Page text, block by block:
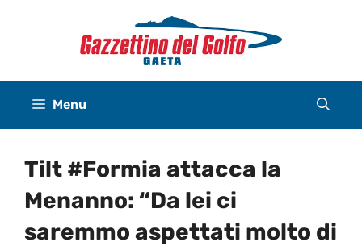
Menu
Tilt #Formia attacca la
Menanno: “Da lei ci
saremmo aspettati molto di